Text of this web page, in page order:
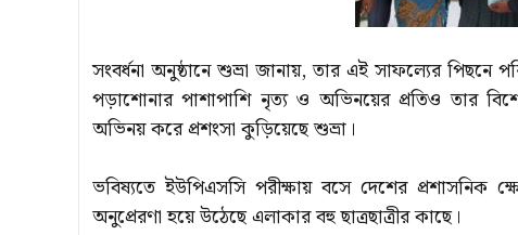
সংবর্ধনা অনুষ্ঠানে শুভ্রা জানায়, তার এই সাফল্যের পিছনে
পড়াশোনার পাশাপাশি নৃত্য ও অভিনয়ের প্রতিও তার
অভিনয় করে প্রশংসা কুড়িয়েছে শুভ্রা।
ভবিষ্যতে ইউপিএসসি পরীক্ষায় বসে দেশের প্রশাসনিক
অনুপ্রেরণা হয়ে উঠেছে এলাকার বহু ছাত্রছাত্রীর কাছে।